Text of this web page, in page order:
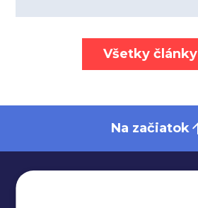
Všetky články
Na začiatok